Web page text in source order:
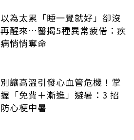
以為太累「睡一覺就好」卻沒
再醒來…醫揭5種異常疲倦：疾
病悄悄奪命
別讓高溫引發心血管危機！掌
握「免費＋漸進」避暑：3 招
防心梗中暑